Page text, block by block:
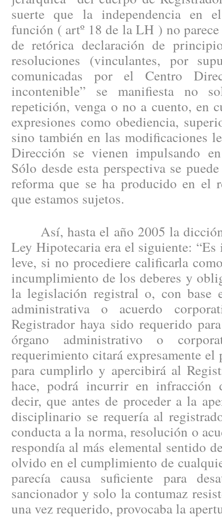
suerte que la independencia en
función ( artº 18 de la LH ) no parece
de retórica declaración de
resoluciones (vinculantes, por
comunicadas por el Centro
incontenible” se manifiesta no
repetición, venga o no a cuento, en
expresiones como obediencia,
sino también en las modificaciones
Dirección se vienen impulsando
Sólo desde esta perspectiva se
reforma que se ha producido en el
que estamos sujetos.
Así, hasta el año 2005 la dicción
Ley Hipotecaria era el siguiente:
leve, si no procediere calificarla
incumplimiento de los deberes y
la legislación registral o, con base
administrativa o acuerdo
Registrador haya sido requerido
órgano administrativo o
requerimiento citará expresamente el
para cumplirlo y apercibirá al
hace, podrá incurrir en infracción
decir, que antes de proceder a la
disciplinario se requería al
conducta a la norma, resolución o
respondía al más elemental sentido
olvido en el cumplimiento de
parecía causa suficiente para
sancionador y solo la contumaz
una vez requerido, provocaba la